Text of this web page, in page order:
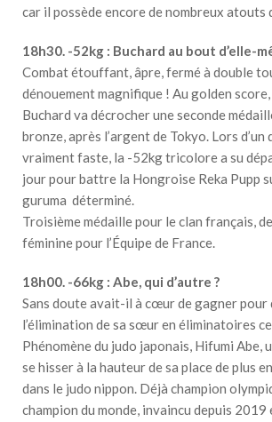
car il possède encore de nombreux atouts
18h30. -52kg : Buchard au bout d’elle-
Combat étouffant, âpre, fermé à double
dénouement magnifique ! Au golden
Buchard va décrocher une seconde
bronze, après l’argent de Tokyo. Lors d’un
vraiment faste, la -52kg tricolore a su
jour pour battre la Hongroise Reka Pupp
guruma déterminé.
Troisième médaille pour le clan français,
féminine pour l’Équipe de France.
18h00. -66kg : Abe, qui d’autre ?
Sans doute avait-il à cœur de gagner pour
l’élimination de sa sœur en éliminatoires
Phénomène du judo japonais, Hifumi Abe,
se hisser à la hauteur de sa place de plus
dans le judo nippon. Déjà champion
champion du monde, invaincu depuis 2019